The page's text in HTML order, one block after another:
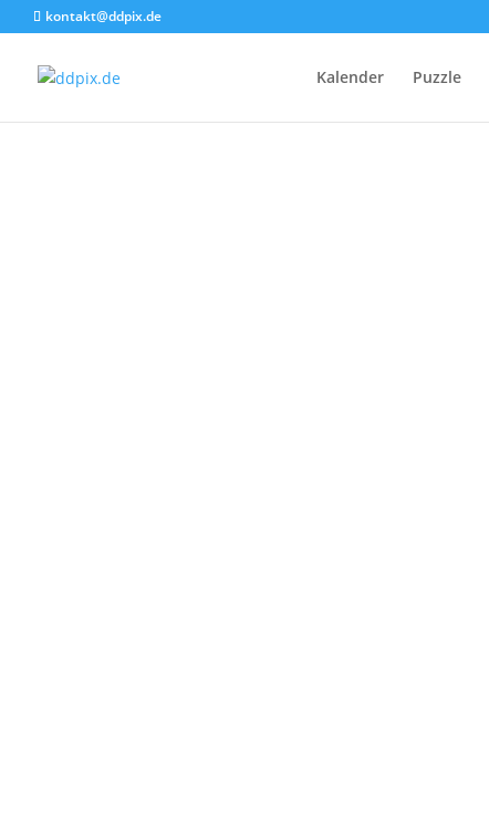
kontakt@ddpix.de
Kalender Puzzle